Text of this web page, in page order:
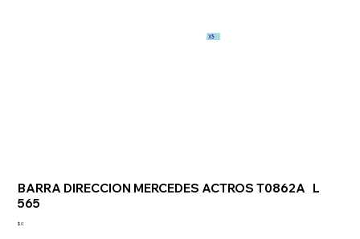
BARRA DIRECCION MERCEDES ACTROS T0862A L
565
Precio
$ 0